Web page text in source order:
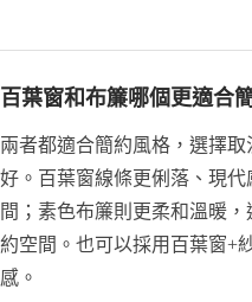
百葉窗和布簾哪個更適合
兩者都適合簡約風格，選擇
好。百葉窗線條更俐落、現
間；素色布簾則更柔和溫暖
約空間。也可以採用百葉窗+
感。